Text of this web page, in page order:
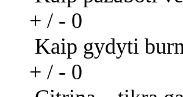
+ / - 0
Kaip gydyti
+ / - 0